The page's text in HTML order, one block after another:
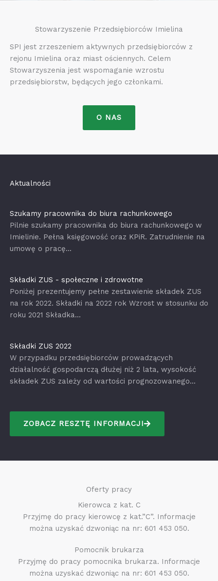
Stowarzyszenie Przedsiębiorców Imielina
SPI jest zrzeszeniem aktywnych przedsiębiorców z
rejonu Imielina oraz miast ościennych. Celem
Stowarzyszenia jest wspomaganie wzrostu
przedsiębiorstw, będących jego członkami.
O NAS
Aktualności
Szukamy pracownika do biura rachunkowego
Pilnie szukamy pracownika do biura rachunkowego w
Imielinie. Pełna księgowość oraz KPiR. Zatrudnienie na
umowę o pracę...
Składki ZUS - społeczne i zdrowotne
Poniżej prezentujemy pełne zestawienie składek ZUS
na rok 2022. Składki na 2022 rok Wzrost w stosunku do
roku 2021 Składka...
Składki ZUS 2022
W przypadku przedsiębiorców prowadzących
działalność gospodarczą dłużej niż 2 lata, wysokość
składek ZUS zależy od wartości prognozowanego...
ZOBACZ RESZTĘ INFORMACJI
Oferty pracy
Kierowca z kat. C
Przyjmę do pracy kierowcę z kat.”C”. Informacje
można uzyskać dzwoniąc na nr: 601 453 050.
Pomocnik brukarza
Przyjmę do pracy pomocnika brukarza. Informacje
można uzyskać dzwoniąc na nr: 601 453 050.